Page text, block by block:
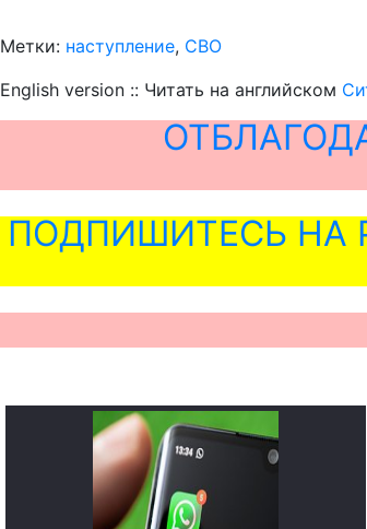
Метки: наступление, СВО
English version :: Читать на английском
ПОДПИШИТЕСЬ НА